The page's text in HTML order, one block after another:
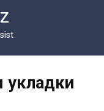
укладки